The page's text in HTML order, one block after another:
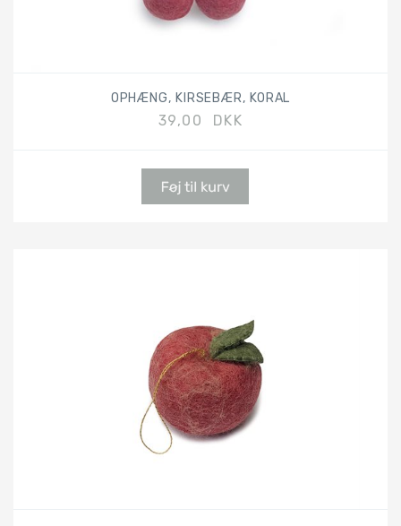
OPHÆNG, KIRSEBÆR, KORAL
39,00 DKK